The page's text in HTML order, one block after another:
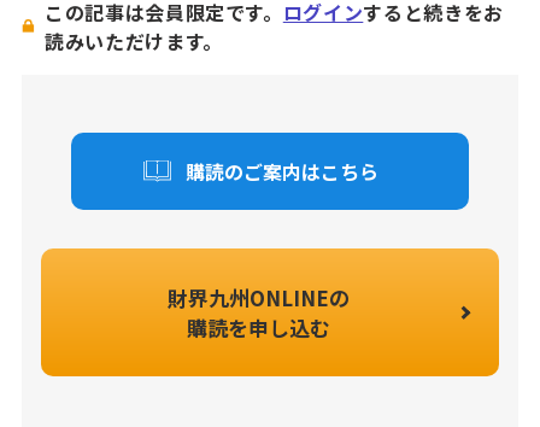
この記事は会員限定です。 ログインすると続きをお
読みいただけます。
購読のご案内はこちら
財界九州ONLINEの
購読を申し込む